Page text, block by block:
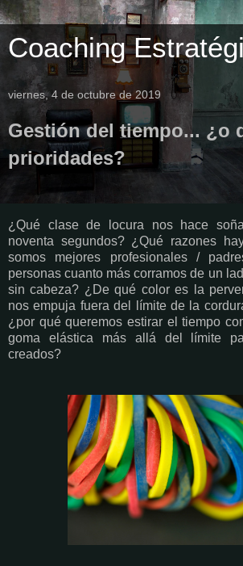
Coaching
viernes, 4 de octubre de 2019
Gestión del tiempo... ¿o
prioridades?
¿Qué clase de locura nos hace
noventa segundos? ¿Qué razones
somos mejores profesionales /
personas cuanto más corramos de un
sin cabeza? ¿De qué color es la
nos empuja fuera del límite de la
¿por qué queremos estirar el tiempo
goma elástica más allá del límite
creados?